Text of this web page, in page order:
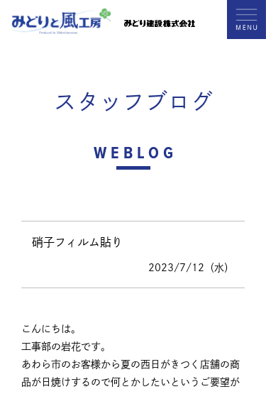
スタッフブログ
WEBLOG
硝子フィルム貼り
2023/7/12（水）
こんにちは。
工事部の岩花です。
あわら市のお客様から夏の西日がきつく店舗の商
品が日焼けするので何とかしたいというご要望が